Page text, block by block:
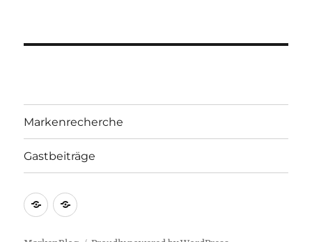
Markenrecherche
Gastbeiträge
Markenrecherche
Gastbeiträge